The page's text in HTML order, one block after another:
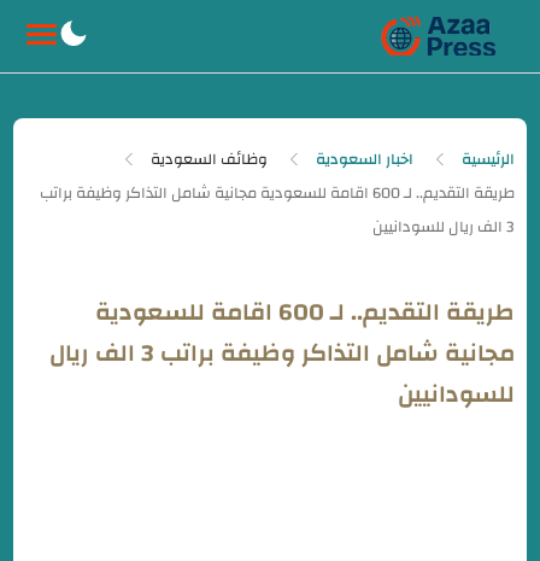
الرئيسية اخبار السعودية وظائف السعودية
طريقة التقديم.. لـ 600 اقامة للسعودية
مجانية شامل التذاكر وظيفة براتب 3 الف ريال
للسودانيين